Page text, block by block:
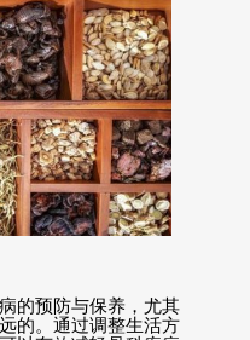
的预防与保养，尤其
的。通过调整生活方